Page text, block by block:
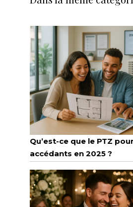
Qu’est-ce que le PTZ
accédants en 2025 ?